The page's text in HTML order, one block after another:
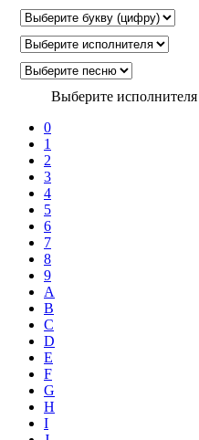
Выберите
0
1
2
3
4
5
6
7
8
9
A
B
C
D
E
F
G
H
I